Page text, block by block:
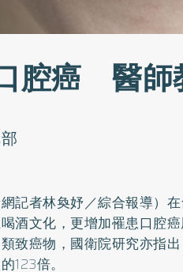
腔癌 醫師
網記者林奐妤／綜合報導）
酒文化，更增加罹患口腔癌
致癌物，國衛院研究亦指
123倍。